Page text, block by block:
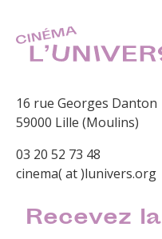
16 rue Georges Danton
59000 Lille (Moulins)
03 20 52 73 48
cinema( at )lunivers.org
Recevez la